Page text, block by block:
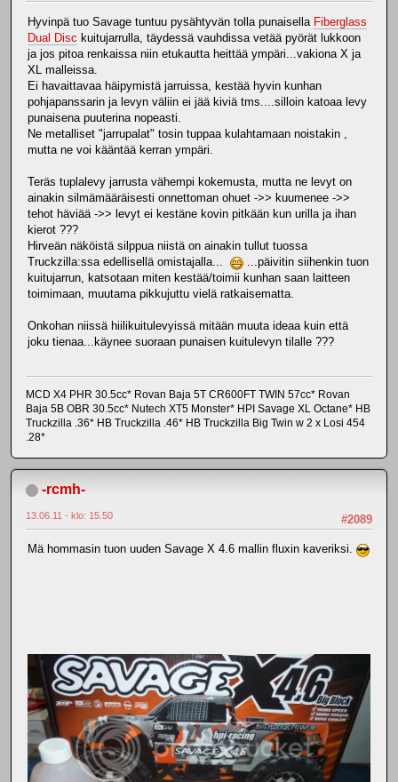
Hyvinpä tuo Savage tuntuu pysähtyvän tolla punaisella Fiberglass
Dual Disc kuitujarrulla, täydessä vauhdissa vetää pyörät lukkoon
ja jos pitoa renkaissa niin etukautta heittää ympäri...vakiona X ja
XL malleissa.
Ei havaittavaa häipymistä jarruissa, kestää hyvin kunhan
pohjapanssarin ja levyn väliin ei jää kiviä tms....silloin katoaa levy
punaisena puuterina nopeasti.
Ne metalliset "jarrupalat" tosin tuppaa kulahtamaan noistakin ,
mutta ne voi kääntää kerran ympäri.
Teräs tuplalevy jarrusta vähempi kokemusta, mutta ne levyt on
ainakin silmämääräisesti onnettoman ohuet ->> kuumenee ->>
tehot häviää ->> levyt ei kestäne kovin pitkään kun urilla ja ihan
kierot ???
Hirveän näköistä silppua niistä on ainakin tullut tuossa
Truckzilla:ssa edellisellä omistajalla...
...päivitin siihenkin tuon
kuitujarrun, katsotaan miten kestää/toimii kunhan saan laitteen
toimimaan, muutama pikkujuttu vielä ratkaisematta.
Onkohan niissä hiilikuitulevyissä mitään muuta ideaa kuin että
joku tienaa...käynee suoraan punaisen kuitulevyn tilalle ???
MCD X4 PHR 30.5cc* Rovan Baja 5T CR600FT TWIN 57cc* Rovan
Baja 5B OBR 30.5cc* Nutech XT5 Monster* HPI Savage XL Octane* HB
Truckzilla .36* HB Truckzilla .46* HB Truckzilla Big Twin w 2 x Losi 454
.28*
-rcmh-
#2089
13.06.11 - klo: 15.50
Mä hommasin tuon uuden Savage X 4.6 mallin fluxin kaveriksi.